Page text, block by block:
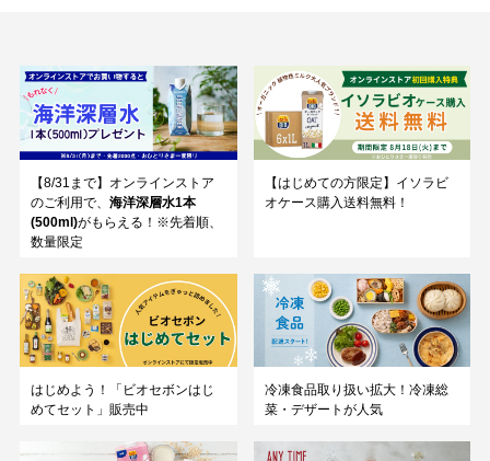
【8/31まで】オンラインストア
のご利用で、 海洋深層水1本
(500ml)がもらえる！※先着順、
数量限定
【はじめての方限定】イソラビ
オケース購入送料無料！
はじめよう！「ビオセボンはじ
めてセット」販売中
冷凍食品取り扱い拡大！冷凍総
菜・デザートが人気